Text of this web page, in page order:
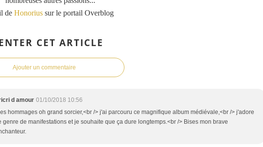
de Honorius sur le portail Overblog
CET ARTICLE
Ajouter un commentaire
d amour 01/10/2018 10:56
hommages oh grand sorcier,<br /> j'ai parcouru ce magnifique album médiévale,<br /> j'adore
genre de manifestations et je souhaite que ça dure longtemps.<br /> Bises mon brave